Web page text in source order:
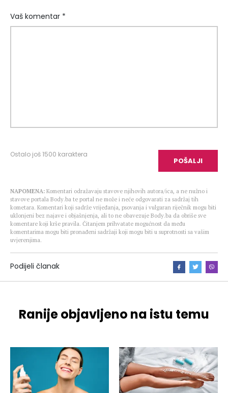
Vaš komentar *
Ostalo još1500 karaktera
POŠALJI
NAPOMENA: Komentari odražavaju stavove njihovih autora/ica, a ne nužno i
stavove portala Body.ba te portal ne može i neće odgovarati za sadržaj tih
kometara. Komentari koji sadrže vrijeđanja, psovanja i vulgaran riječnik mogu biti
uklonjeni bez najave i objašnjenja, ali to ne obavezuje Body.ba da obriše sve
komentare koji krše pravila. Čitanjem prihvatate mogućnost da među
komentarima mogu biti pronađeni sadržaji koji mogu biti u suprotnosti sa vašim
uvjerenjima.
Podijeli članak
Ranije objavljeno na istu temu